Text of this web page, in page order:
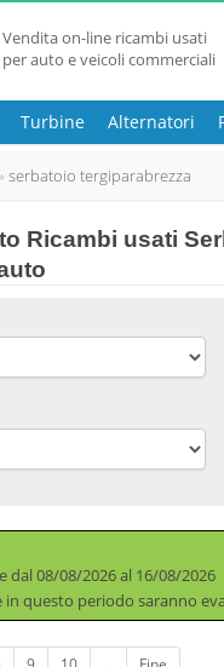
Vendita on-line ricambi usati
per auto e veicoli commerciali
Turbine Alternatori
serbatoio tergiparabrezza
Ricambi usati
dal 08/08/2026 al 16/08/2026
questo periodo saranno